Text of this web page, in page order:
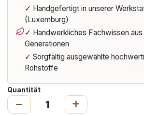
✓ Handgefertigt in unserer
(Luxemburg)
✓ Handwerkliches Fachwissen aus
Generationen
✓ Sorgfältig ausgewählte
Rohstoffe
Quantität